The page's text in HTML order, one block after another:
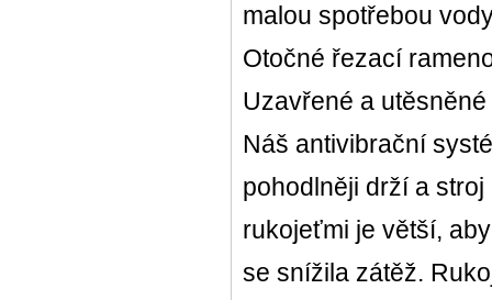
malou spotřebou
Otočné řezací
Uzavřené a
Náš antivibrační
pohodlněji drží a
rukojeťmi je větší,
se snížila zátěž.